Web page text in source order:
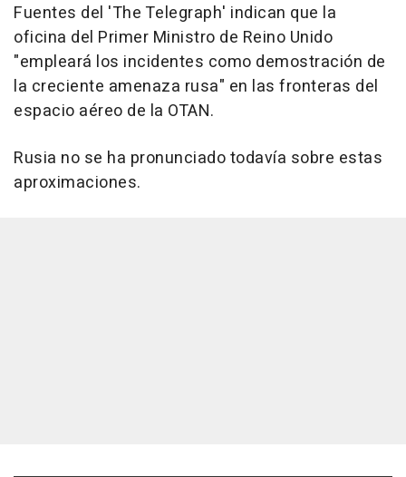
Fuentes del 'The Telegraph' indican que la
oficina del Primer Ministro de Reino Unido
"empleará los incidentes como demostración de
la creciente amenaza rusa" en las fronteras del
espacio aéreo de la OTAN.
Rusia no se ha pronunciado todavía sobre estas
aproximaciones.